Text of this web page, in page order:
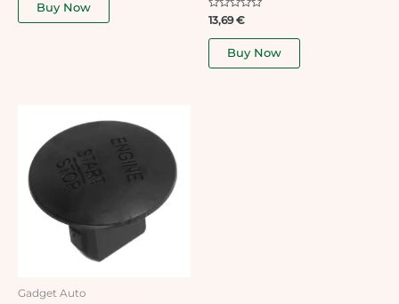
Buy Now
Rated
0
out
13,69€
Buy Now
Gadget Auto